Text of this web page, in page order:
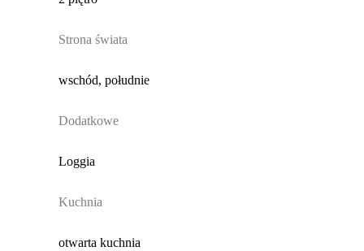
Strona świata
wschód, południe
Dodatkowe
Loggia
Kuchnia
otwarta kuchnia